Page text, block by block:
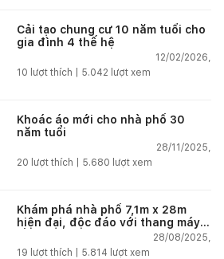
Cải tạo chung cư 10 năm tuổi cho
gia đình 4 thế hệ
12/02/2026,
10 lượt thích | 5.042 lượt xem
Khoác áo mới cho nhà phố 30
năm tuổi
28/11/2025,
20 lượt thích | 5.680 lượt xem
Khám phá nhà phố 7,1m x 28m
hiện đại, độc đáo với thang máy
lồng kính và sân vườn tại Hải
Phòng
28/08/2025,
19 lượt thích | 5.814 lượt xem